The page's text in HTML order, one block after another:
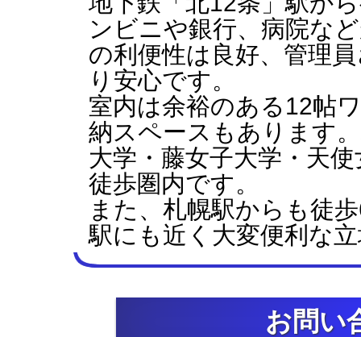
ンビニや銀行、病院な
の利便性は良好、管理
り安心です。
室内は余裕のある12帖
納スペースもあります
大学・藤女子大学・天
徒歩圏内です。
また、札幌駅からも徒
駅にも近く大変便利な
お問い